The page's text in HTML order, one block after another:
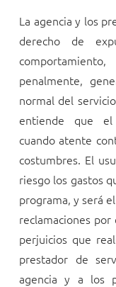
La agencia y los
derecho de
penalmente,
normal del
entiende que el
cuando atente
costumbres. El
riesgo los gastos
programa, y será
reclamaciones
perjuicios que
prestador de
agencia y a los